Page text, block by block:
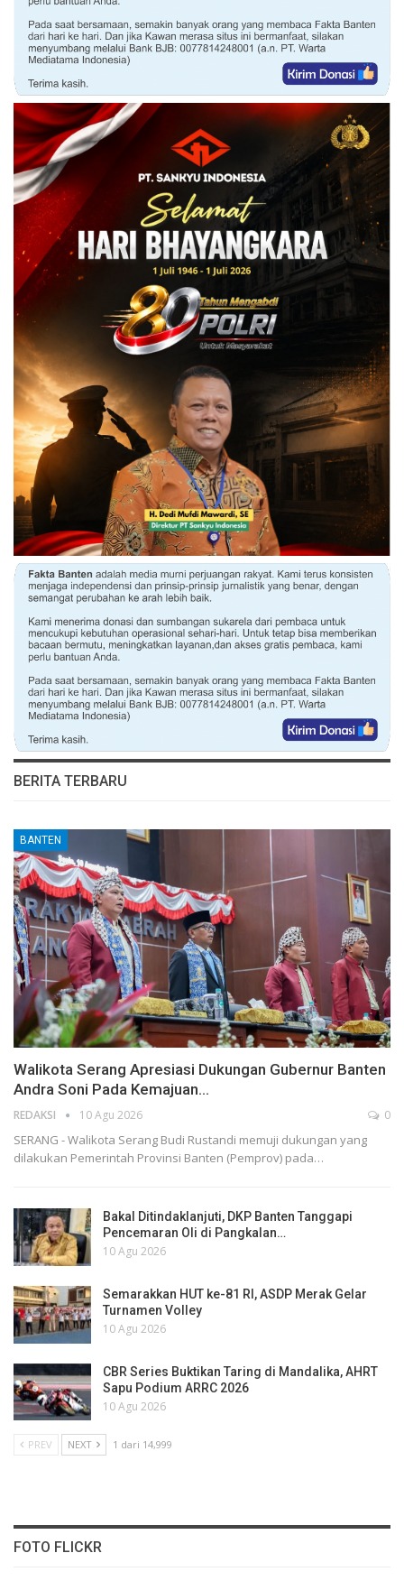
BERITA TERBARU
BANTEN
Walikota Serang Apresiasi Dukungan Gubernur Banten
Andra Soni Pada Kemajuan…
REDAKSI 10 Agu 2026 0
SERANG - Walikota Serang Budi Rustandi memuji dukungan yang
dilakukan Pemerintah Provinsi Banten (Pemprov) pada…
Bakal Ditindaklanjuti, DKP Banten Tanggapi
Pencemaran Oli di Pangkalan…
10 Agu 2026
Semarakkan HUT ke-81 RI, ASDP Merak Gelar
Turnamen Volley
10 Agu 2026
CBR Series Buktikan Taring di Mandalika, AHRT
Sapu Podium ARRC 2026
10 Agu 2026
PREV NEXT 1 dari 14,999
FOTO FLICKR